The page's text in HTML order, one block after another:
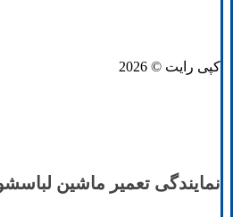
کپی رایت © 2026
نمایندگی تعمیر ماشین